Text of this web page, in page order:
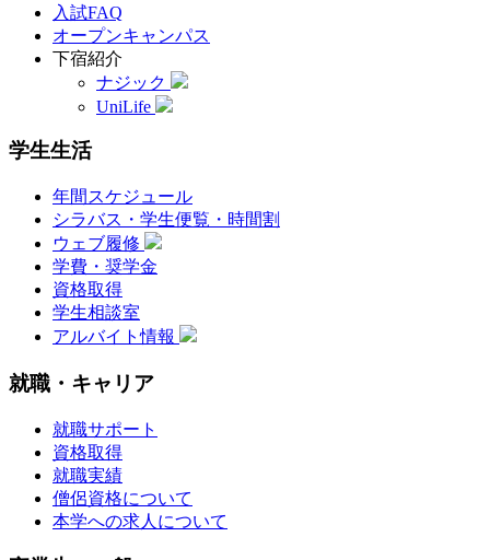
入試FAQ
オープンキャンパス
下宿紹介
ナジック
UniLife
学生生活
年間スケジュール
シラバス・学生便覧・時間割
ウェブ履修
学費・奨学金
資格取得
学生相談室
アルバイト情報
就職・キャリア
就職サポート
資格取得
就職実績
僧侶資格について
本学への求人について